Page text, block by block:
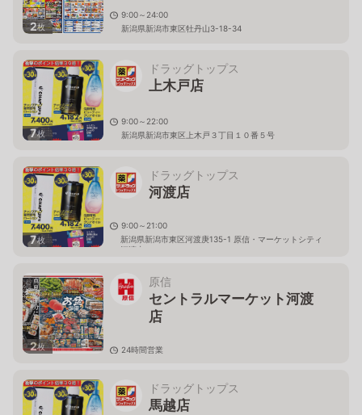
2枚
9:00～24:00
新潟県新潟市東区牡丹山3-18-34
7枚
ドラッグトップス
上木戸店
9:00～22:00
新潟県新潟市東区上木戸３丁目１０番５号
7枚
ドラッグトップス
河渡店
9:00～21:00
新潟県新潟市東区河渡庚135-1 原信・マーケットシティ
河渡内
2枚
原信
セントラルマーケット河渡
店
24時間営業
ドラッグトップス
馬越店